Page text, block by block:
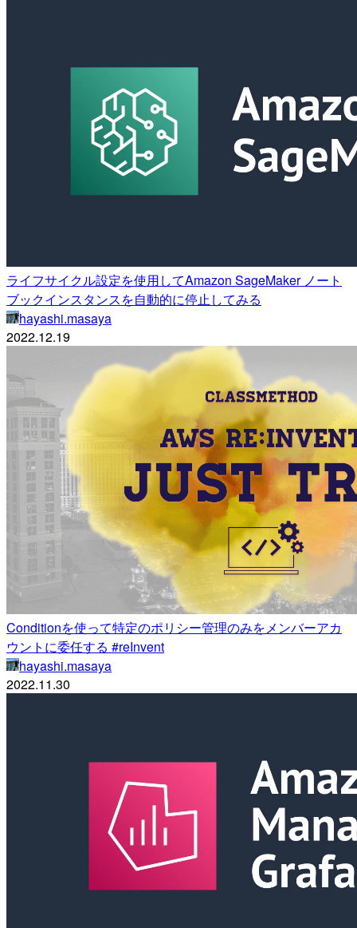
ライフサイクル設定を使用してAmazon SageMaker ノート
ブックインスタンスを自動的に停止してみる
hayashi.masaya
2022.12.19
Conditionを使って特定のポリシー管理のみをメンバーアカ
ウントに委任する #reInvent
hayashi.masaya
2022.11.30